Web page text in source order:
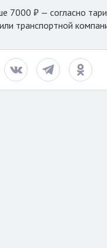
7000 ₽ — согласно
транспортной